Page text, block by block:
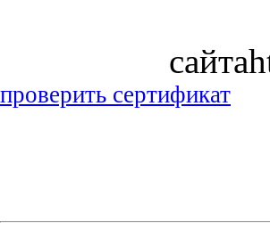
проверить сертификат